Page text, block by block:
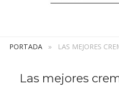
PORTADA » LAS MEJORES
Las mejores